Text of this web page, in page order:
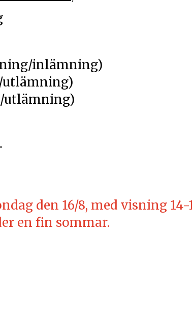
den 16/8, med visning 14-
en fin sommar.